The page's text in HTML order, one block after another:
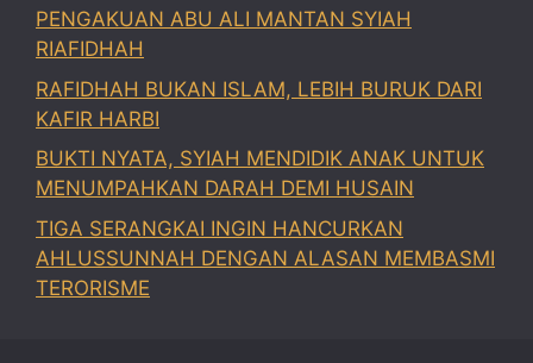
PENGAKUAN ABU ALI MANTAN SYIAH
RIAFIDHAH
RAFIDHAH BUKAN ISLAM, LEBIH BURUK DARI
KAFIR HARBI
BUKTI NYATA, SYIAH MENDIDIK ANAK UNTUK
MENUMPAHKAN DARAH DEMI HUSAIN
TIGA SERANGKAI INGIN HANCURKAN
AHLUSSUNNAH DENGAN ALASAN MEMBASMI
TERORISME